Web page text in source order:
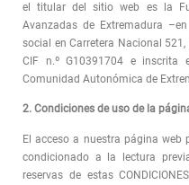
el titular del sitio web es la
Avanzadas de Extremadura
social en Carretera Nacional 521,
CIF n.º G10391704 e inscrita
Comunidad Autonómica de
2. Condiciones de uso de la
El acceso a nuestra página
condicionado a la lectura
reservas de estas